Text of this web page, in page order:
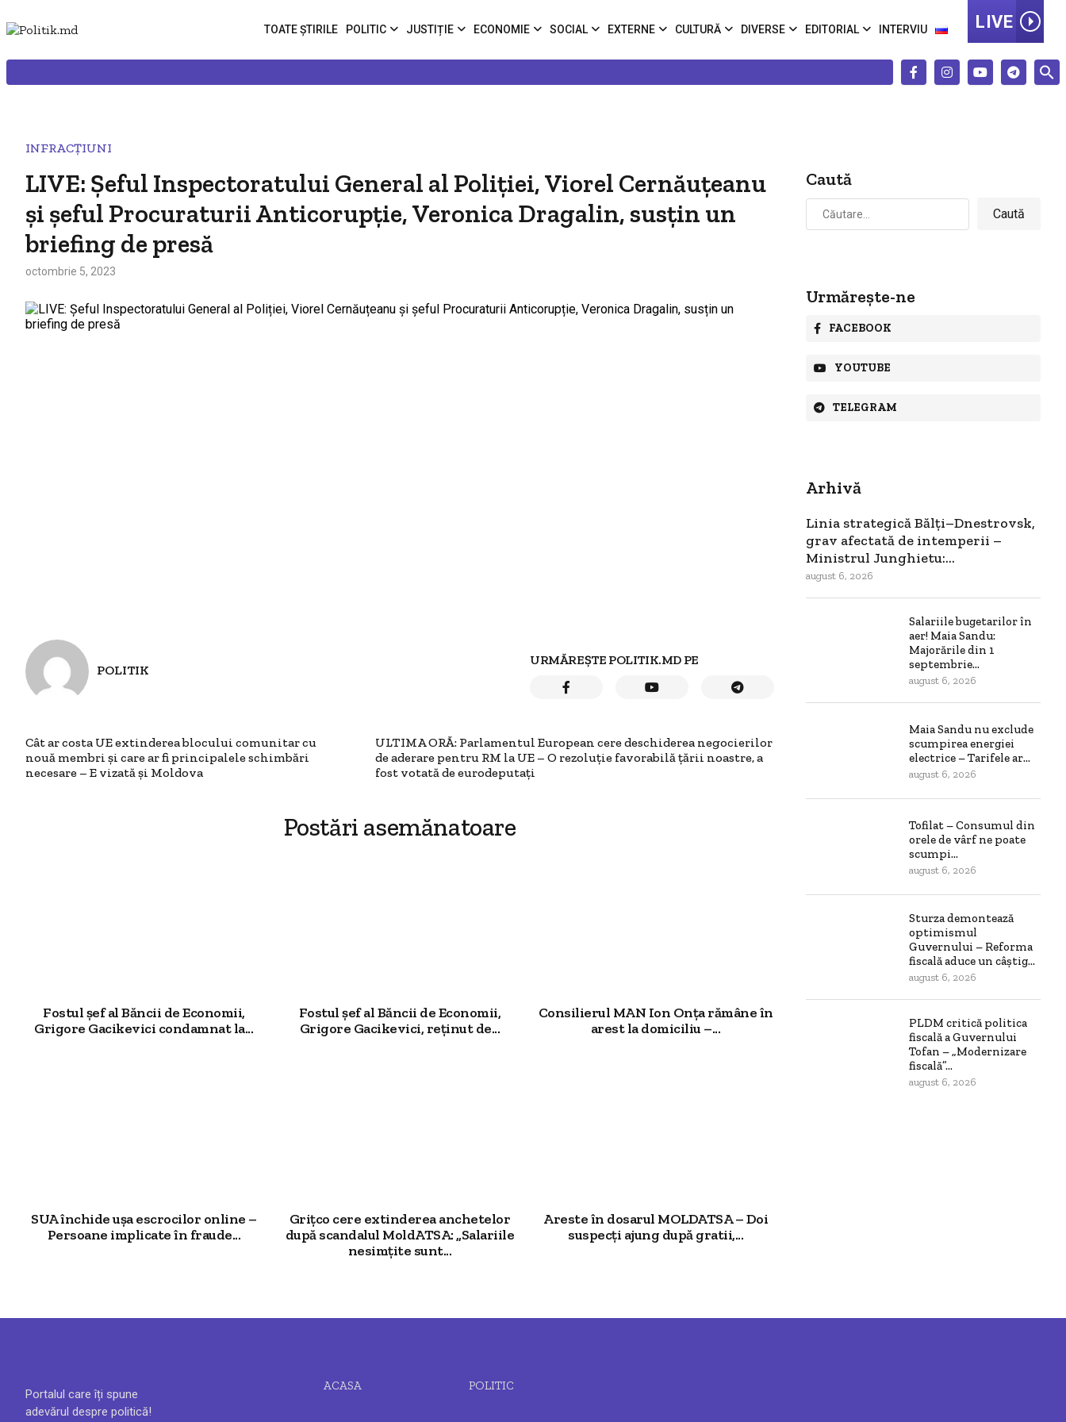
TOATE ȘTIRILE POLITIC JUSTIȚIE ECONOMIE SOCIAL EXTERNE CULTURĂ DIVERSE EDITORIAL INTERVIU LIVE
INFRACȚIUNI
LIVE: Șeful Inspectoratului General al Poliției, Viorel Cernăuțeanu
și șeful Procuraturii Anticorupție, Veronica Dragalin, susțin un
briefing de presă
octombrie 5, 2023
POLITIK
URMĂREȘTE POLITIK.MD PE
Cât ar costa UE extinderea blocului comunitar cu
nouă membri și care ar fi principalele schimbări
necesare – E vizată și Moldova
ULTIMA ORĂ: Parlamentul European cere deschiderea negocierilor
de aderare pentru RM la UE – O rezoluție favorabilă țării noastre, a
fost votată de eurodeputați
Postări asemănatoare
Fostul șef al Băncii de Economii,
Grigore Gacikevici condamnat la...
Fostul șef al Băncii de Economii,
Grigore Gacikevici, reținut de...
Consilierul MAN Ion Onța rămâne în
arest la domiciliu –...
SUA închide ușa escrocilor online –
Persoane implicate în fraude...
Grițco cere extinderea anchetelor
după scandalul MoldATSA: „Salariile
nesimțite sunt...
Areste în dosarul MOLDATSA – Doi
suspecți ajung după gratii,...
Caută
Caută
după:
Urmărește-ne
FACEBOOK
YOUTUBE
TELEGRAM
Arhivă
Linia strategică Bălți–Dnestrovsk,
grav afectată de intemperii –
Ministrul Junghietu:...
august 6, 2026
Salariile bugetarilor în
aer! Maia Sandu:
Majorările din 1
septembrie...
august 6, 2026
Maia Sandu nu exclude
scumpirea energiei
electrice – Tarifele ar...
august 6, 2026
Tofilat – Consumul din
orele de vârf ne poate
scumpi...
august 6, 2026
Sturza demontează
optimismul
Guvernului – Reforma
fiscală aduce un câștig...
august 6, 2026
PLDM critică politica
fiscală a Guvernului
Tofan – „Modernizare
fiscală”...
august 6, 2026
Portalul care îți spune
adevărul despre politică!
ACASA POLITIC